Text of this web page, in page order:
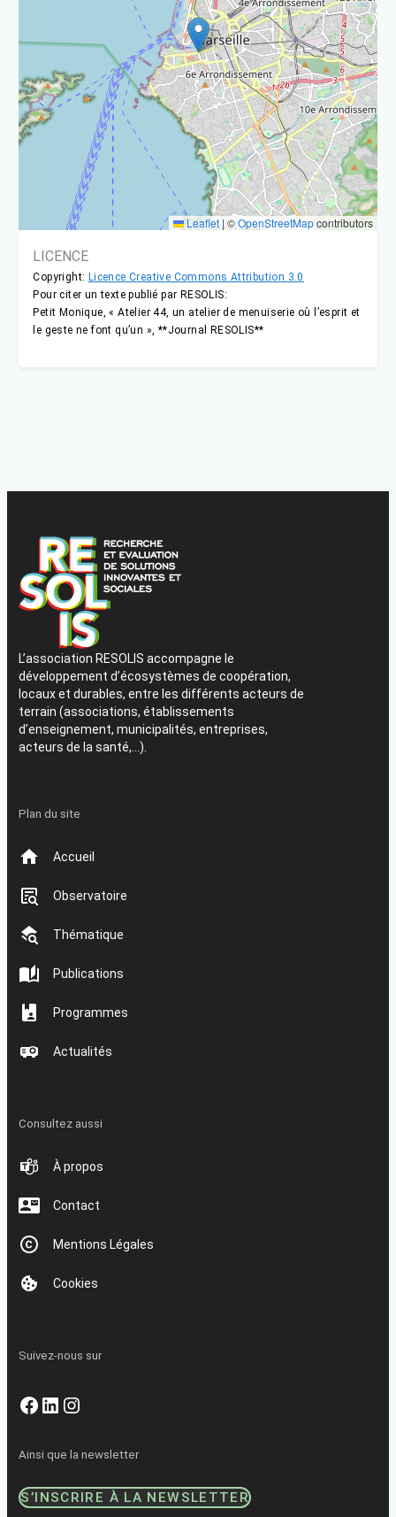
Leaflet |©OpenStreetMapcontributors
LICENCE
Copyright: Licence Creative Commons Attribution 3.0
Pour citer un texte publié par RESOLIS:
Petit Monique, « Atelier 44, un atelier de menuiserie où l’esprit et
le geste ne font qu’un », **Journal RESOLIS**
L’association RESOLIS accompagne le
développement d’écosystèmes de coopération,
locaux et durables, entre les différents acteurs de
terrain (associations, établissements
d’enseignement, municipalités, entreprises,
acteurs de la santé,…).
Plan du site
Accueil
Observatoire
Thématique
Publications
Programmes
Actualités
Consultez aussi
À propos
Contact
Mentions Légales
Cookies
Suivez-nous sur
Facebook
LinkedIn
Instagram
Ainsi que la newsletter
S’INSCRIRE À LA NEWSLETTER